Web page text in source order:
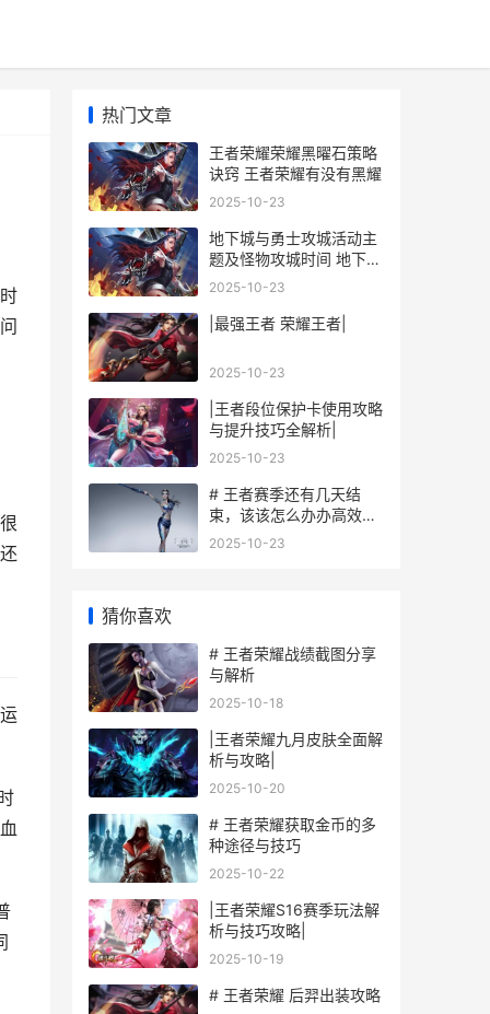
热门文章
王者荣耀荣耀黑曜石策略
诀窍 王者荣耀有没有黑耀
2025-10-23
地下城与勇士攻城活动主
题及怪物攻城时间 地下城
与勇士攻击键是哪个键
2025-10-23
|最强王者 荣耀王者|
2025-10-23
|王者段位保护卡使用攻略
与提升技巧全解析|
2025-10-23
# 王者赛季还有几天结
束，该该怎么办办高效冲
刺赛季奖励
2025-10-23
猜你喜欢
# 王者荣耀战绩截图分享
与解析
2025-10-18
|王者荣耀九月皮肤全面解
析与攻略|
2025-10-20
# 王者荣耀获取金币的多
种途径与技巧
2025-10-22
|王者荣耀S16赛季玩法解
析与技巧攻略|
2025-10-19
# 王者荣耀 后羿出装攻略